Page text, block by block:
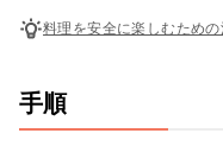
料理を安全に楽しむため
手順